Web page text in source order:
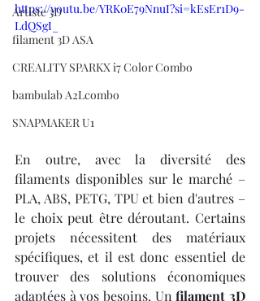
Artiste 3D
filament 3D ASA
CREALITY SPARKX i7 Color Combo
bambulab A2Lcombo
SNAPMAKER U1
https://youtu.be/YRK0E79NnuI?si=kEsEr1D9-
LdQSgI_
En outre, avec la diversité des
filaments disponibles sur le marché –
PLA, ABS, PETG, TPU et bien d'autres –
le choix peut être déroutant. Certains
projets nécessitent des matériaux
spécifiques, et il est donc essentiel de
trouver des solutions économiques
adaptées à vos besoins. Un filament 3D